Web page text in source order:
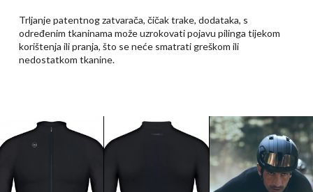
Trljanje patentnog zatvarača, čičak trake, dodataka, s
određenim tkaninama može uzrokovati pojavu pilinga tijekom
korištenja ili pranja, što se neće smatrati greškom ili
nedostatkom tkanine.